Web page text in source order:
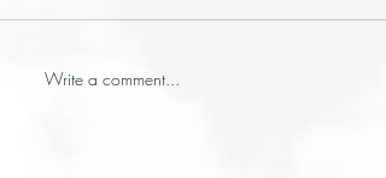
Write a comment...